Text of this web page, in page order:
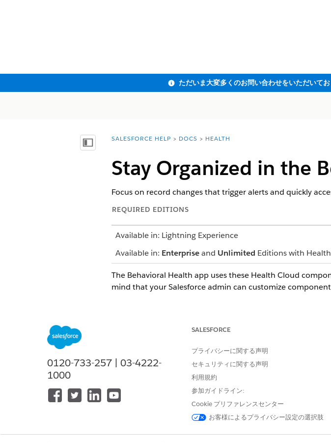
目次を表示You are here:
SALESFORCE HELP DOCS HEALTH
Stay Organized in the
Focus on record changes that trigger alerts and quickly
REQUIRED EDITIONS
Available in: Lightning Experience
Available in: Enterpriseand Unlimited Editions with
The Behavioral Health app uses these Health Cloud
mind that your Salesforce admin can customize
Quickly launch an assessment, workflow, or process from
Alerts
Prioritize tasks based on notifications about record
0120-733-257 | 03-4222-
1000
SALESFORCE
プライバシーに関する声明
セキュリティに関する声明
利用規約
参加ガイドライン:
Cookie プリファレンスセンター
お客様によるプライバシー設定の選択肢